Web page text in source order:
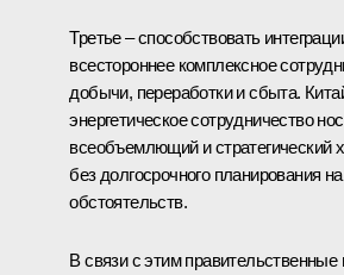
Третье – способствовать
всестороннее комплексное
добычи, переработки и сбыта.
энергетическое сотрудничество
всеобъемлющий и стратегический
без долгосрочного планирования
обстоятельств.
В связи с этим